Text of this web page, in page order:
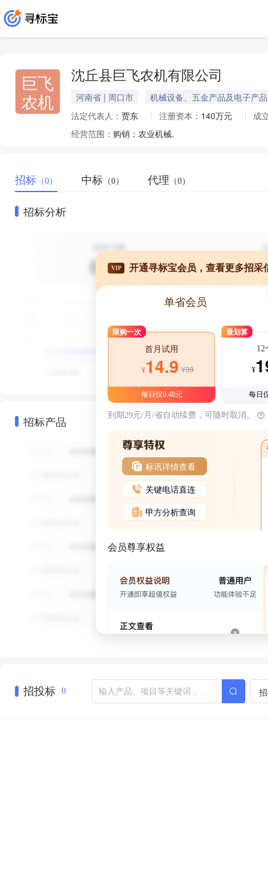
巨飞
农机
沈丘县巨飞农机有限公司
河南省 | 周口市
机械设备、五金产品及电子产
法定代表人： 贾东 注册资本： 140万元
成
经营范围： 购销：农业机械.
招标 （0） 中标 （0） 代理 （0）
招标分析
招标产品
VIP 开通寻标宝会员，查看更多招采
单省会员
限购一次
首月试用
¥14.9 ¥39
每日仅0.48元
最划算
12
¥
每日
到期29元/月/省自动续费，可随时取消。
标讯详情查看
关键电话直连
甲方分析查询
会员尊享权益
招投标 0